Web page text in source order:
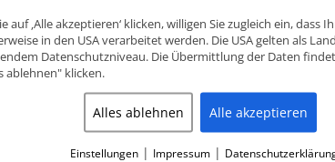
products
auf ‚Alle akzeptieren‘ klicken, willigen Sie zugleich ein, dass
in den USA verarbeitet werden. Die USA gelten als
Datenschutzniveau. Die Übermittlung der Daten
ablehnen" klicken.
Alles ablehnen Alle akzeptieren
Einstellungen | Impressum |